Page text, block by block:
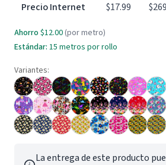
Precio Internet $17.99
Ahorro $12.00 (por metro)
Estándar: 15 metros por rollo
Variantes:
La entrega de este producto